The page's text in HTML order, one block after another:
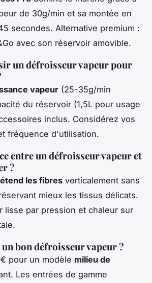
de 30g/min et sa montée en
secondes. Alternative premium :
avec son réservoir amovible.
un défroisseur vapeur pour
vapeur (25-35g/min
du réservoir (1,5L pour usage
inclus. Considérez vos
fréquence d'utilisation.
entre un défroisseur vapeur et
?
les fibres verticalement sans
mieux les tissus délicats.
lisse par pression et chaleur sur
bon défroisseur vapeur ?
pour un modèle milieu de
Les entrées de gamme